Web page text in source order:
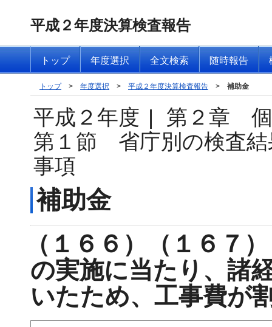
平成２年度決算検査報告
トップ 年度選択 全文検索 随時報告
トップ > 年度選択 > 平成２年度決算検査報告 > 補助金
平成２年度 |
第２章 個
第１節 省庁別の検査結
事項
補助金
（１６６）（１６７
の実施に当たり、諸
いたため、工事費が